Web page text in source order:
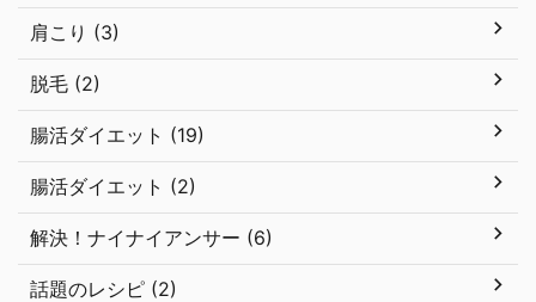
肩こり (3)
脱毛 (2)
腸活ダイエット (19)
腸活ダイエット (2)
解決！ナイナイアンサー (6)
話題のレシピ (2)